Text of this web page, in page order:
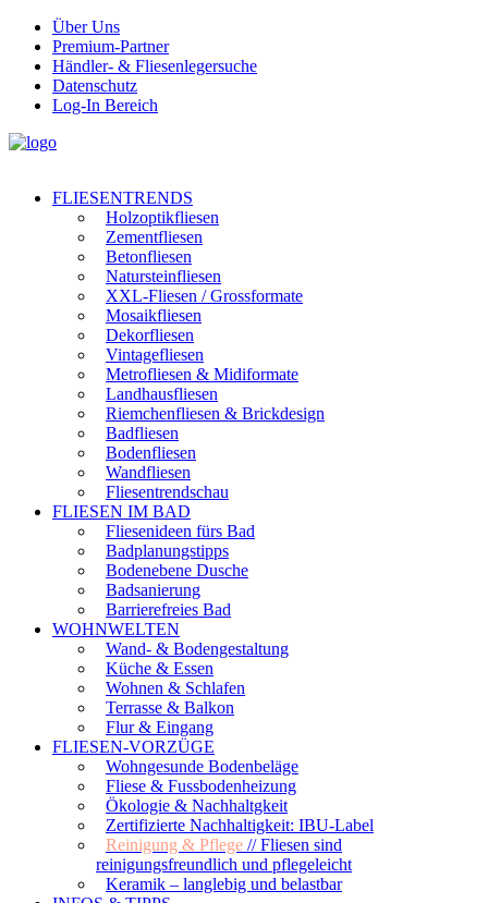
Über Uns
Premium-Partner
Händler- & Fliesenlegersuche
Datenschutz
Log-In Bereich
FLIESENTRENDS
Holzoptikfliesen
Zementfliesen
Betonfliesen
Natursteinfliesen
XXL-Fliesen / Grossformate
Mosaikfliesen
Dekorfliesen
Vintagefliesen
Metrofliesen & Midiformate
Landhausfliesen
Riemchenfliesen & Brickdesign
Badfliesen
Bodenfliesen
Wandfliesen
Fliesentrendschau
FLIESEN IM BAD
Fliesenideen fürs Bad
Badplanungstipps
Bodenebene Dusche
Badsanierung
Barrierefreies Bad
WOHNWELTEN
Wand- & Bodengestaltung
Küche & Essen
Wohnen & Schlafen
Terrasse & Balkon
Flur & Eingang
FLIESEN-VORZÜGE
Wohngesunde Bodenbeläge
Fliese & Fussbodenheizung
Ökologie & Nachhaltgkeit
Zertifizierte Nachhaltigkeit: IBU-Label
Reinigung & Pflege // Fliesen sind
reinigungsfreundlich und pflegeleicht
Keramik – langlebig und belastbar